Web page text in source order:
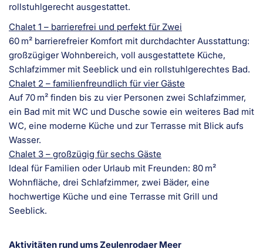
rollstuhlgerecht ausgestattet.
Chalet 1 – barrierefrei und perfekt für Zwei
60 m² barrierefreier Komfort mit durchdachter Ausstattung:
großzügiger Wohnbereich, voll ausgestattete Küche,
Schlafzimmer mit Seeblick und ein rollstuhlgerechtes Bad.
Chalet 2 – familienfreundlich für vier Gäste
Auf 70 m² finden bis zu vier Personen zwei Schlafzimmer,
ein Bad mit mit WC und Dusche sowie ein weiteres Bad mit
WC, eine moderne Küche und zur Terrasse mit Blick aufs
Wasser.
Chalet 3 – großzügig für sechs Gäste
Ideal für Familien oder Urlaub mit Freunden: 80 m²
Wohnfläche, drei Schlafzimmer, zwei Bäder, eine
hochwertige Küche und eine Terrasse mit Grill und
Seeblick.
Aktivitäten rund ums Zeulenrodaer Meer